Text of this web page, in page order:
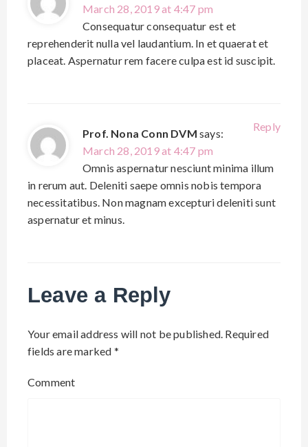
March 28, 2019 at 4:47 pm
Consequatur consequatur est et
reprehenderit nulla vel laudantium. In et quaerat et
placeat. Aspernatur rem facere culpa est id suscipit.
Prof. Nona Conn DVM says:
March 28, 2019 at 4:47 pm
Omnis aspernatur nesciunt minima illum
in rerum aut. Deleniti saepe omnis nobis tempora
necessitatibus. Non magnam excepturi deleniti sunt
aspernatur et minus.
Reply
Leave a Reply
Your email address will not be published. Required
fields are marked *
Comment